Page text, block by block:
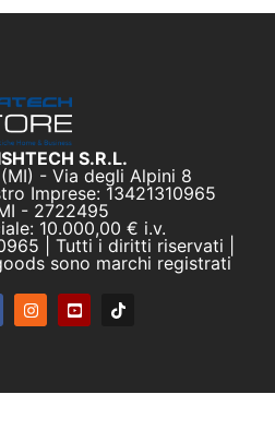
S.R.L.
- Via degli Alpini 8
Imprese: 13421310965
- 2722495
10.000,00 € i.v.
| Tutti i diritti riservati |
sono marchi registrati